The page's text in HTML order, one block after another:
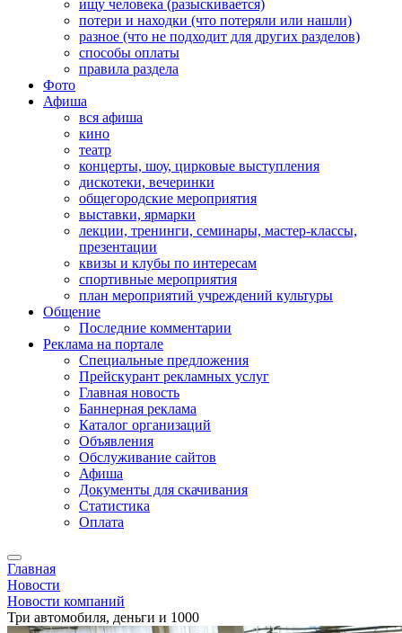
ищу человека (разыскивается)
потери и находки (что потеряли или нашли)
разное (что не подходит для других разделов)
способы оплаты
правила раздела
Фото
Афиша
вся афиша
кино
театр
концерты, шоу, цирковые выступления
дискотеки, вечеринки
общегородские мероприятия
выставки, ярмарки
лекции, тренинги, семинары, мастер-классы,
презентации
квизы и клубы по интересам
спортивные мероприятия
план мероприятий учреждений культуры
Общение
Последние комментарии
Реклама на портале
Специальные предложения
Прейскурант рекламных услуг
Главная новость
Баннерная реклама
Каталог организаций
Объявления
Обслуживание сайтов
Афиша
Документы для скачивания
Статистика
Оплата
Главная
Новости
Новости компаний
Три автомобиля, деньги и 1000